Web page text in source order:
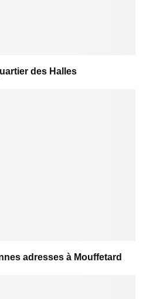
des Halles
adresses à Mouffetard